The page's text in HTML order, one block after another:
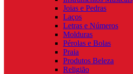
Joias e Pedras
Laços
Letras e Números
Molduras
Pérolas e Bolas
Praia
Produtos Beleza
Religião